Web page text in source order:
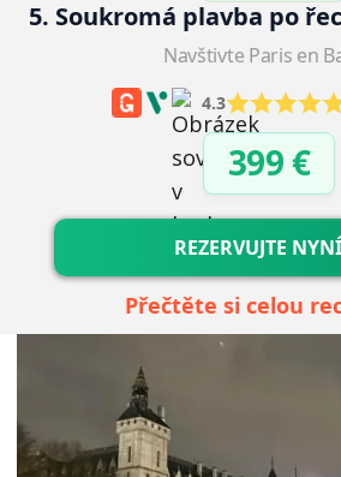
5. Soukromá plavba po
Navštivte Paris en
4.3
399 €
REZERVUJTE
Přečtěte si celou